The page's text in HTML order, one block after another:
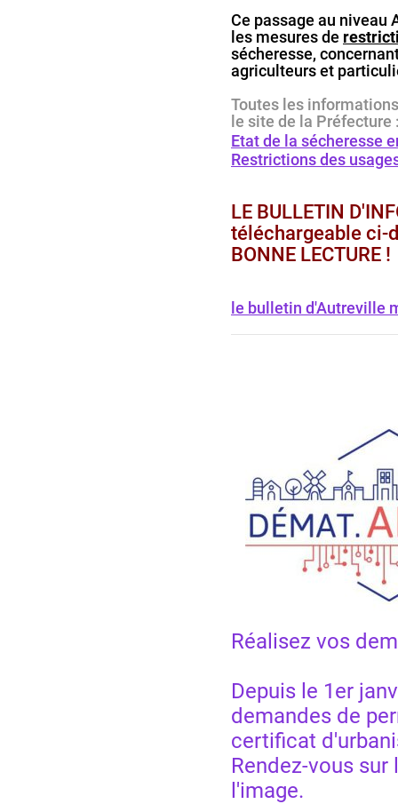
Ce passage au niveau
les mesures de
sécheresse,
agriculteurs et
Toutes les
le site de la Préfecture
Etat de la sécheresse
Restrictions des
LE BULLETIN
téléchargeable ci-
BONNE LECTURE !
le bulletin d'Autreville
Réalisez vos
Depuis le 1er
demandes de
certificat
Rendez-vous sur
l'image.